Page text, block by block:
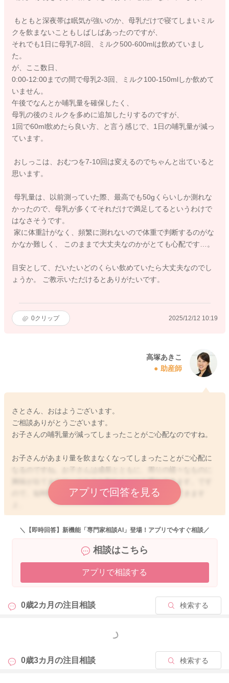
もともと深夜帯は眠気が強いのか、母乳だけで寝てしまいミル
クを飲まないこともしばしばあったのですが、
それでも1日に母乳7-8回、ミルク500-600mlは飲めていまし
た。
が、ここ数日、
0:00-12:00までの間で母乳2-3回、ミルク100-150mlしか飲めて
いません。
午後でなんとか哺乳量を確保したく、
母乳の後のミルクを多めに追加したりするのですが、
1回で60ml飲めたら良い方、と言う感じで、1日の哺乳量が減っ
ています。
おしっこは、おむつを7-10回は変えるのでちゃんと出ていると
思います。
母乳量は、以前測っていた際、最高でも50gくらいしか測れな
かったので、母乳が多くてそれだけで満足してるというわけで
はなさそうです。
家に体重計がなく、頻繁に測れないので体重で判断するのがな
かなか難しく、 このままで大丈夫なのかがとても心配です…。
目安として、だいたいどのくらい飲めていたら大丈夫なのでし
ょうか。 ご教示いただけるとありがたいです。
0クリップ 2025/12/12 10:19
高塚あきこ
助産師
さとさん、おはようございます。
ご相談ありがとうございます。
お子さんの哺乳量が減ってしまったことがご心配なのですね。
お子さんがあまり量を飲まなくなってしまったことがご心配に
なるのですね。お子さんは成長とともに、周りの様々なものに
興味が出てきたり、ミルクを飲むことにも慣れてきます。です
ので、短時間で上手に必要な量を飲めるようになってきます
また、生後2〜3ヶ月を過ぎると、お子さんの満腹中枢も発達し
てきますので、それまではあげればあげた分だけ飲んでいたの
ます。2〜3ヶ月の時期から、あまりたくさん飲まなくなってし
まったり、集中して飲まなくなったとお感じになるママさんも
のスパンで体重を見ていただいて、お子さんなりに増えていれ
ば、問題ないと言われています。飲む量が少ないと思われる割
ば、基本的には今の授乳方法で問題はないように思いますよ。
ただいて特に問題なければ、お子さんなりの必要量は摂取でき
ているとお考えいただいて良いと思いますよ。
アプリで回答を見る
＼【即時回答】新機能「専門家相談AI」登場！アプリで今すぐ相談／
相談はこちら
アプリで相談する
0歳2カ月の注目相談 検索する
もっと見る
0歳3カ月の注目相談 検索する